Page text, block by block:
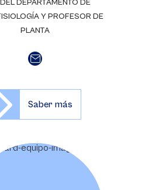
DEPARTAMENTO DE
Y PROFESOR DE
PLANTA
Saber más